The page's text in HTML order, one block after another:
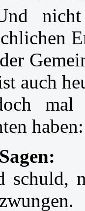
auch
haben:
schuld,